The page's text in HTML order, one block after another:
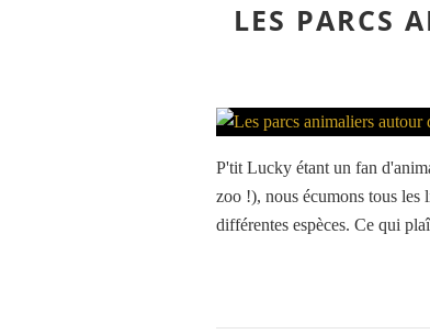
LES PARCS
P'tit Lucky étant un fan
zoo !), nous écumons tous les
différentes espèces. Ce qui